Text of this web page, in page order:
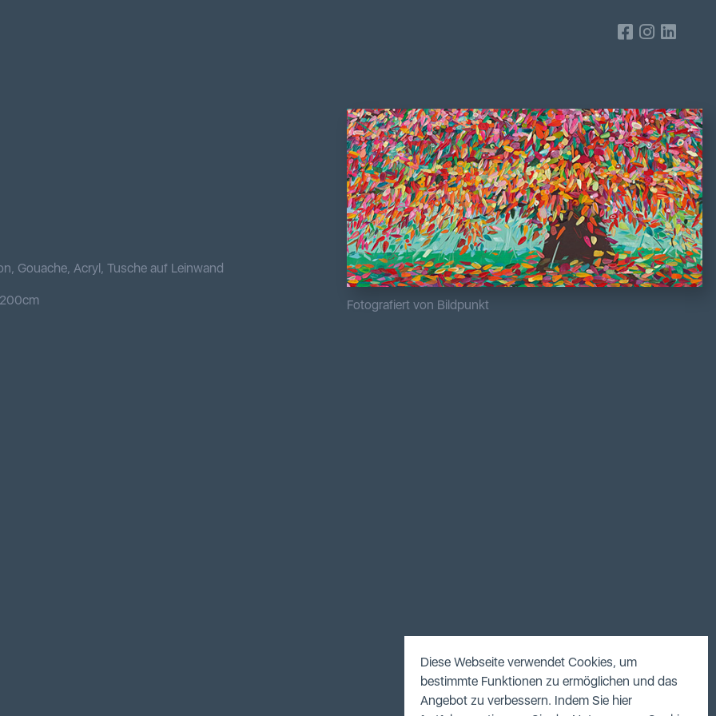
Gouache, Acryl, Tusche auf Leinwand
200cm Fotografiert von Bildpunkt
Diese Webseite verwendet Cookies, um
bestimmte Funktionen zu ermöglichen und das
Angebot zu verbessern. Indem Sie hier